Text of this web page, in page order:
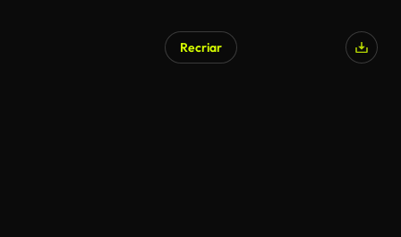
Recriar